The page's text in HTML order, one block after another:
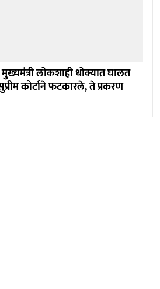
लोकशाही धोक्यात घालत
कोर्टाने फटकारले, ते प्रकरण